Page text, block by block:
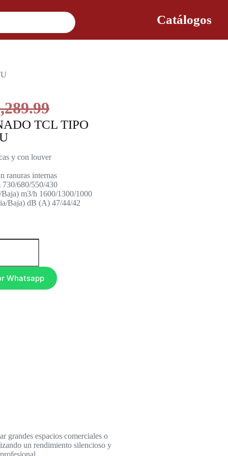
Catálogos
TCL TIPO
y con louver
ranuras internas
680/550/430
m3/h 1600/1300/1000
Baja) dB (A) 47/44/42
Whatsapp
grandes espacios comerciales o
un rendimiento silencioso y